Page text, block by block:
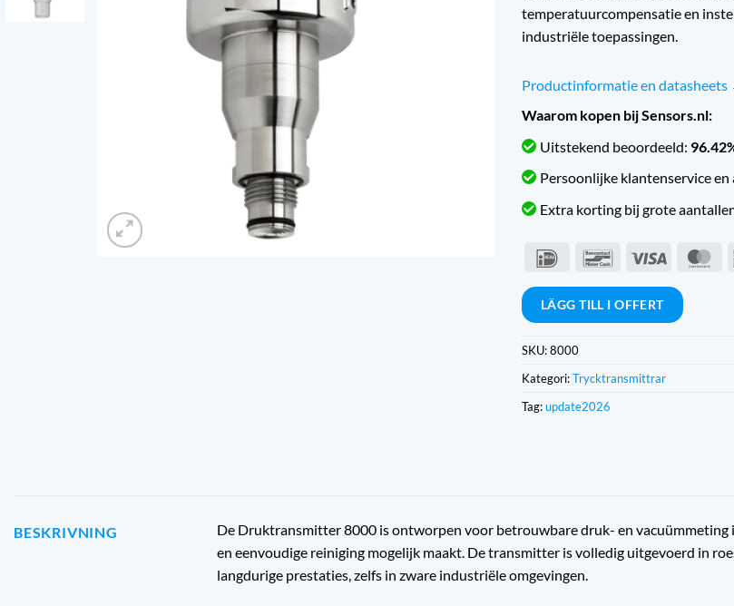
temperatuurcompensatie en
industriële toepassingen.
Productinformatie en datasheets
Waarom kopen bij Sensors.nl:
Uitstekend beoordeeld:
Persoonlijke klantenservice en
Extra korting bij grote
IDeal BancontactVisum
LÄGG TILL I OFFERT
SKU:8000
Kategori:Trycktransmittrar
Tag:update2026
BESKRIVNING
De Druktransmitter 8000 is ontworpen voor betrouwbare druk- en
en eenvoudige reiniging mogelijk maakt. De transmitter is volledig uitgevoerd in
langdurige prestaties, zelfs in zware industriële omgevingen.